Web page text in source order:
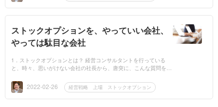
ストックオプションを、やっていい会社、
やっては駄目な会社
1．ストックオプションとは？ 経営コンサルタントを行っている
と、時々、思いがけない会社の社長から、唐突に、こんな質問を受
いのですが、...
2022-02-26 経営戦略 上場 ストックオプション